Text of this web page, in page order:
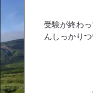
受験が終わ
んしっかり